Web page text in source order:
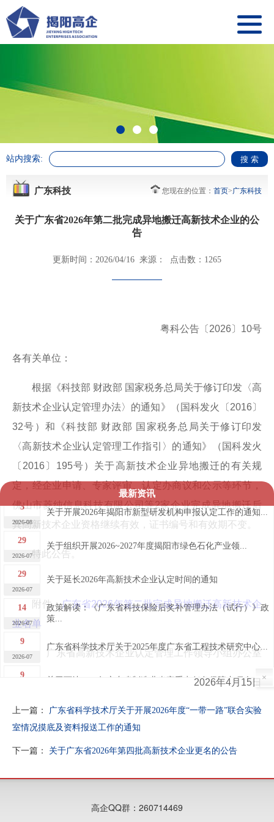
站内搜索:
广东科技 您现在的位置： 首页>广东科技
关于广东省2026年第二批完成异地搬迁高新技术企业的公
告
更新时间：2026/04/16 来源： 点击数：1265
粤科公告〔2026〕10号
各有关单位：
根据《科技部 财政部 国家税务总局关于修订印发〈高
新技术企业认定管理办法〉的通知》（国科发火〔2016〕
32号）和《科技部 财政部 国家税务总局关于修订印发
〈高新技术企业认定管理工作指引〉的通知》（国科发火
〔2016〕195号）关于高新技术企业异地搬迁的有关规
定，经企业申请、专家评审、认定办商议和公示等环节，
佛山市菱纯信息科技有限公司等2家企业完成异地搬迁后
其高新技术企业资格继续有效，证书编号和有效期不变。
特此公告。
附件：广东省2026年第二批完成异地搬迁高新技术企
业名单
广东省高新技术企业认定管理工作领导小组办公室
2026年4月15日
上一篇： 广东省科学技术厅关于开展2026年度“一带一路”联合实验
室情况摸底及资料报送工作的通知
下一篇： 关于广东省2026年第四批高新技术企业更名的公告
最新资讯
3
2026-08
关于开展2026年揭阳市新型研发机构申报认定工作的通知...
29
2026-07
关于组织开展2026~2027年度揭阳市绿色石化产业领...
29
2026-07
关于延长2026年高新技术企业认定时间的通知
14
2026-07
政策解读：《广东省科技保险后奖补管理办法（试行）》政
策...
9
2026-07
广东省科学技术厅关于2025年度广东省工程技术研究中心...
9
关于下达2026年广东省制造业当家重点任务保障专项企业...
7
2026-07
关于广东省2026年第四批完成异地搬迁高新技术企业的公...
2026-07
关于广东省2026年第四批高新技术企业更名的公告
2026年揭阳市高新技术企业申报培训及政策宣讲活动成功...
×
高企QQ群：260714469